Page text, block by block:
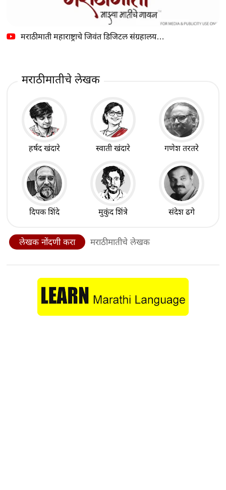
मराठीमाती महाराष्ट्राचे जिवंत डिजिटल संग्रहालय…
मराठीमातीचे लेखक
हर्षद खंदारे स्वाती खंदारे गणेश तरतरे
दिपक शिंदे मुकुंद शिंत्रे संदेश ढगे
लेखक नोंदणी करा मराठीमातीचे लेखक